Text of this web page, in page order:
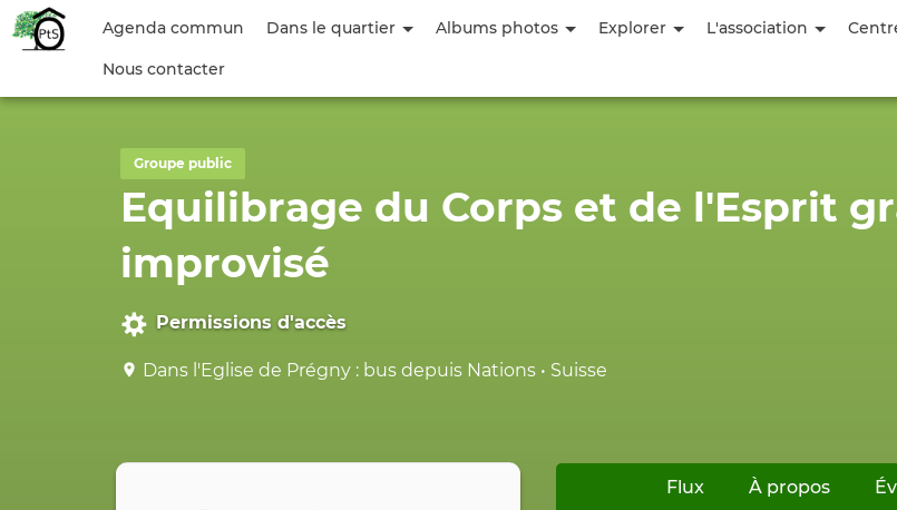
Aller
principal
Menu
compte
l'utilisateur
Agenda commun Dans le quartier Albums photos Explorer L'association
Nous contacter
Groupe public
Equilibrage du Corps et de l'Esprit
improvisé
Permissions d'accès
Dans l'Eglise de Prégny : bus depuis Nations • Suisse
Onglets
Flux À propos